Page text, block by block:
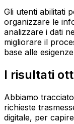
Gli utenti abilitati
organizzare le
analizzare i dati
migliorare il
base alle
I risultati
Abbiamo
richieste
digitale, per